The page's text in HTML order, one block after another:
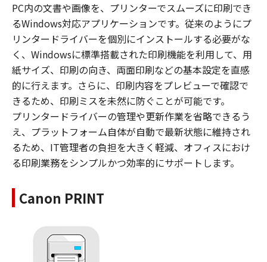
PC内の文書や画像を、プリンターでスムーズに印刷でき
るWindows対応アプリケーションです。従来のようにプ
リンタードライバーを個別にインストールする必要がな
く、Windowsに標準搭載された印刷機能を利用して、用
紙サイズ、印刷の向き、両面印刷などの基本設定を直感
的に行えます。さらに、印刷内容をプレビューで確認で
きるため、印刷ミスを未然に防ぐことが可能です。​
プリンタードライバーの管理や更新作業を省略できるう
え、プラットフォーム自体が自動で最新状態に維持され
るため、IT管理者の負担を大きく軽減、オフィスにおけ
る印刷業務をシンプルかつ効率的にサポートします。
Canon PRINT